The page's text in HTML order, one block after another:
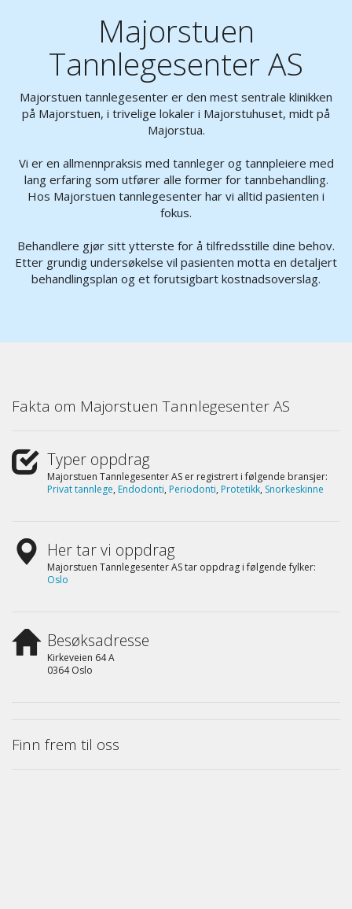
Majorstuen
Tannlegesenter AS
Majorstuen tannlegesenter er den mest sentrale klinikken
på Majorstuen, i trivelige lokaler i Majorstuhuset, midt på
Majorstua.
Vi er en allmennpraksis med tannleger og tannpleiere med
lang erfaring som utfører alle former for tannbehandling.
Hos Majorstuen tannlegesenter har vi alltid pasienten i
fokus.
Behandlere gjør sitt ytterste for å tilfredsstille dine behov.
Etter grundig undersøkelse vil pasienten motta en detaljert
behandlingsplan og et forutsigbart kostnadsoverslag.
Fakta om Majorstuen Tannlegesenter AS
Typer oppdrag
Majorstuen Tannlegesenter AS er registrert i følgende bransjer:
Privat tannlege, Endodonti, Periodonti, Protetikk, Snorkeskinne
Her tar vi oppdrag
Majorstuen Tannlegesenter AS tar oppdrag i følgende fylker:
Oslo
Besøksadresse
Kirkeveien 64 A
0364 Oslo
Finn frem til oss